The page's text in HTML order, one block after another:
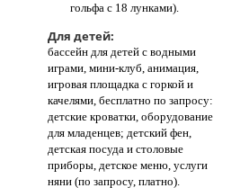
гольфа с 18 лунками).
Для детей:
бассейн для детей с водными
играми, мини-клуб, анимация,
игровая площадка с горкой и
качелями, бесплатно по запросу:
детские кроватки, оборудование
для младенцев; детский фен,
детская посуда и столовые
приборы, детское меню, услуги
няни (по запросу, платно).